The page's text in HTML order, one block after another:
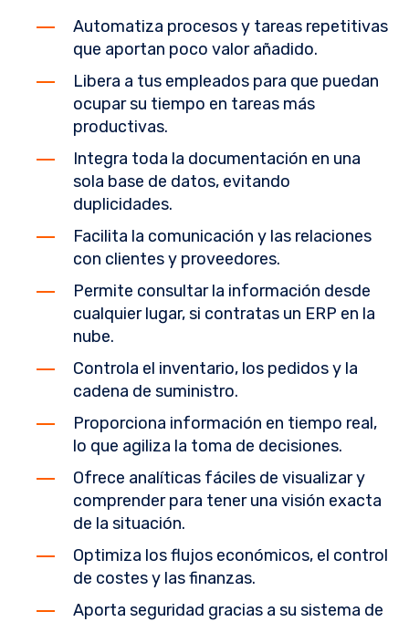
Automatiza procesos y tareas repetitivas
que aportan poco valor añadido.
Libera a tus empleados para que puedan
ocupar su tiempo en tareas más
productivas.
Integra toda la documentación en una
sola base de datos, evitando
duplicidades.
Facilita la comunicación y las relaciones
con clientes y proveedores.
Permite consultar la información desde
cualquier lugar, si contratas un ERP en la
nube.
Controla el inventario, los pedidos y la
cadena de suministro.
Proporciona información en tiempo real,
lo que agiliza la toma de decisiones.
Ofrece analíticas fáciles de visualizar y
comprender para tener una visión exacta
de la situación.
Optimiza los flujos económicos, el control
de costes y las finanzas.
Aporta seguridad gracias a su sistema de